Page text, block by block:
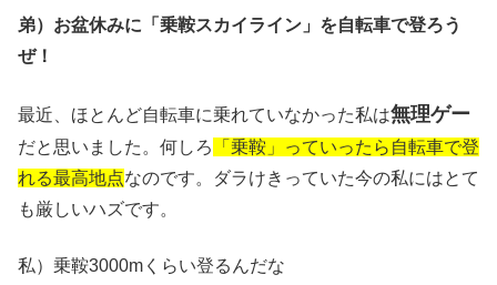
弟）お盆休みに「 乗鞍スカイライン」を自転車で登ろう
ぜ！
最近、ほとんど自転車に乗れていなかった私は無理ゲー
だと思いました。何しろ
「乗鞍」っていったら自転車で登
れる最高地点なのです。ダラけきっていた今の私にはとて
も厳しいハズです。
私）乗鞍3000mくらい登るんだな